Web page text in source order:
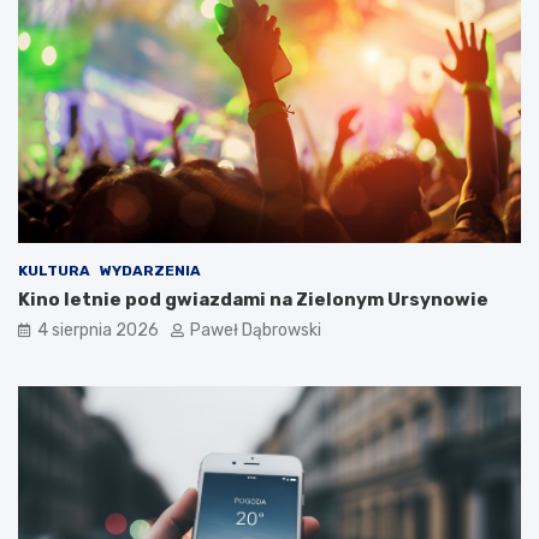
s
k
i
m
d
a
d
z
e
c
i
m
o
KULTURA WYDARZENIA
Kino letnie pod gwiazdami na Zielonym Ursynowie
4 sierpnia 2026 Paweł Dąbrowski